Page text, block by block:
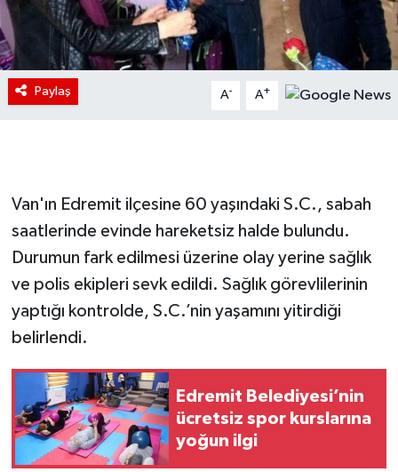
Paylaş A- A+
Van'ın Edremit ilçesine 60 yaşındaki S.C., sabah
saatlerinde evinde hareketsiz halde bulundu.
Durumun fark edilmesi üzerine olay yerine sağlık
ve polis ekipleri sevk edildi. Sağlık görevlilerinin
yaptığı kontrolde, S.C.’nin yaşamını yitirdiği
belirlendi.
Edremit Belediyesi’nin
ücretsiz spor kurslarına
yoğun ilgi